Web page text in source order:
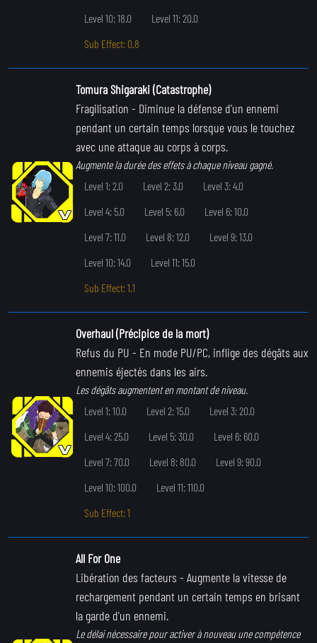
Level 10: 18.0
Level 11: 20.0
Sub Effect: 0.8
Tomura Shigaraki (Catastrophe)
Fragilisation - Diminue la défense d'un ennemi
pendant un certain temps lorsque vous le touchez
avec une attaque au corps à corps.
Augmente la durée des effets à chaque niveau gagné.
Level 1: 2.0
Level 2: 3.0
Level 3: 4.0
Level 4: 5.0
Level 5: 6.0
Level 6: 10.0
Level 7: 11.0
Level 8: 12.0
Level 9: 13.0
Level 10: 14.0
Level 11: 15.0
Sub Effect: 1.1
Overhaul (Précipice de la mort)
Refus du PU - En mode PU/PC, inflige des dégâts aux
ennemis éjectés dans les airs.
Les dégâts augmentent en montant de niveau.
Level 1: 10.0
Level 2: 15.0
Level 3: 20.0
Level 4: 25.0
Level 5: 30.0
Level 6: 60.0
Level 7: 70.0
Level 8: 80.0
Level 9: 90.0
Level 10: 100.0
Level 11: 110.0
Sub Effect: 1
All For One
Libération des facteurs - Augmente la vitesse de
rechargement pendant un certain temps en brisant
la garde d'un ennemi.
Le délai nécessaire pour activer à nouveau une compétence